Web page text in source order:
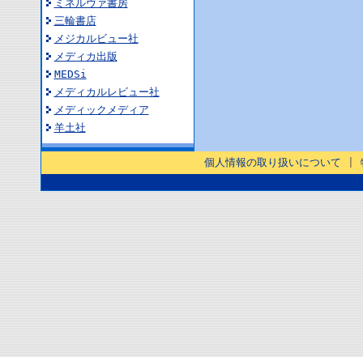
ミネルヴァ書房
三輪書店
メジカルビュー社
メディカ出版
MEDSi
メディカルレビュー社
メディックメディア
羊土社
個人情報の取り扱いについて